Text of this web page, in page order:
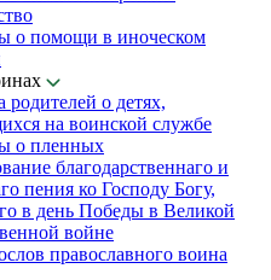
о помощи в иноческом
родителей о детях,
на воинской службе
о пленных
благодарственнаго и
пения ко Господу Богу,
в день Победы в Великой
войне
православного воина